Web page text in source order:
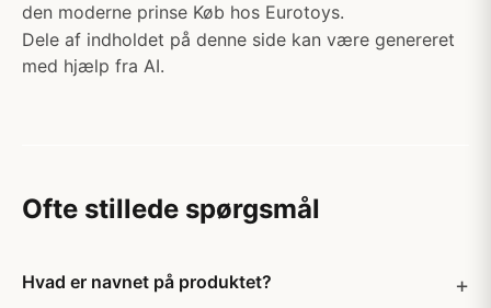
den moderne prinse Køb hos Eurotoys.
Dele af indholdet på denne side kan være genereret
med hjælp fra AI.
Ofte stillede spørgsmål
Hvad er navnet på produktet?